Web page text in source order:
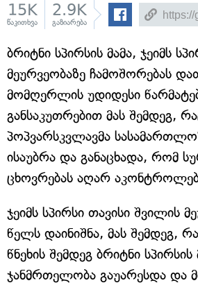
15K
წაკითხვა
2.9K
გაზიარება
ბრიტნი სპირსის მამა, ჯეიმს
მეურვეობაზე ჩამოშორებას
მომღერლის უდიდესი
განსაკუთრებით მას შემდეგ,
პოპვარსკვლავმა
ისაუბრა და განაცხადა, რომ
ცხოვრებას აღარ
ჯეიმს სპირსი თავისი შვილის
წელს დაინიშნა, მას შემდეგ,
წნეხის შემდეგ ბრიტნი
ჯანმრთელობა გაუარესდა და